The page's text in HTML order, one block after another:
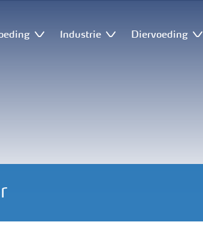
Industrie Diervoeding